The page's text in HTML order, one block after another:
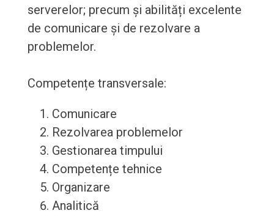
serverelor; precum și abilități excelente
de comunicare și de rezolvare a
problemelor.
Competențe transversale:
Comunicare
Rezolvarea problemelor
Gestionarea timpului
Competențe tehnice
Organizare
Analitică